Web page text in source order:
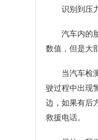
识别到压
汽车内的
数值，但是大
当汽车检
驶过程中出现
边，如果有后
救援电话。